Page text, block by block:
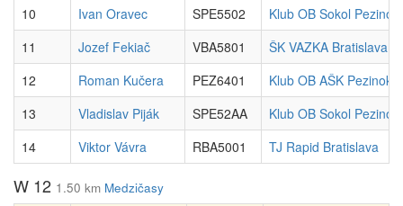
10
Ivan Oravec SPE5502
Klub OB Sokol Pezinok
11
Jozef Fekiač VBA5801
ŠK VAZKA Bratislava
12
Roman Kučera PEZ6401
Klub OB AŠK Pezinok
13
Vladislav Piják SPE52AA
Klub OB Sokol Pezinok
14
Viktor Vávra RBA5001 TJ Rapid Bratislava
W 12 1.50 km Medzičasy